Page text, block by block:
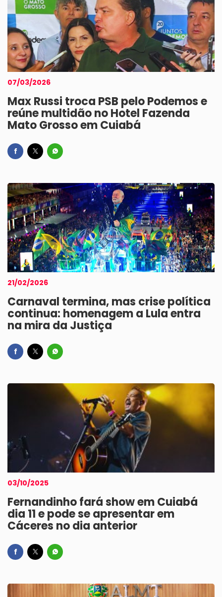
07/03/2026
Max Russi troca PSB pelo Podemos e
reúne multidão no Hotel Fazenda
Mato Grosso em Cuiabá
21/02/2026
Carnaval termina, mas crise política
continua: homenagem a Lula entra
na mira da Justiça
03/10/2025
Fernandinho fará show em Cuiabá
dia 11 e pode se apresentar em
Cáceres no dia anterior